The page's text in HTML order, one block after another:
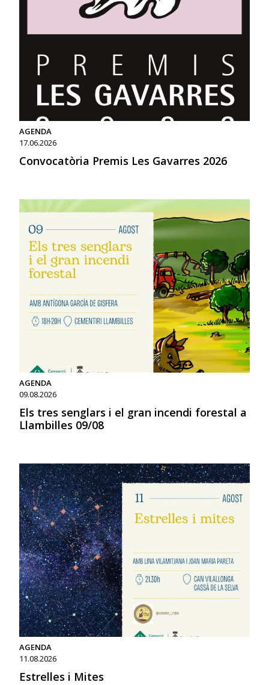
AGENDA
17.06.2026
Convocatòria Premis Les Gavarres 2026
AGENDA
09.08.2026
Els tres senglars i el gran incendi forestal a
Llambilles 09/08
AGENDA
11.08.2026
Estrelles i Mites